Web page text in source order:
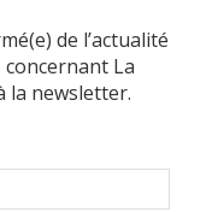
de l’actualité
La
la newsletter.